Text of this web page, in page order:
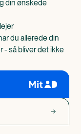
din ønskede
du allerede din
- så bliver det ikke